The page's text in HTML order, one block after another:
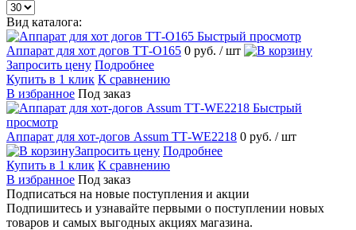
Вид каталога:
Быстрый просмотр
Аппарат для хот догов ТТ-О165 0 руб. / шт
Запросить цену Подробнее
Купить в 1 клик К сравнению
В избранное Под заказ
Быстрый
просмотр
Аппарат для хот-догов Assum ТТ-WE2218 0 руб. / шт
Запросить цену Подробнее
Купить в 1 клик К сравнению
В избранное Под заказ
Подписаться на новые поступления и акции
Подпишитесь и узнавайте первыми о поступлении новых
товаров и самых выгодных акциях магазина.